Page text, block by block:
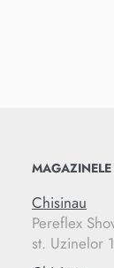
MAGAZINELE
Chisinau
Pereflex
st. Uzinelor